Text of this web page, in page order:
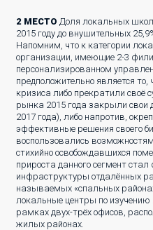
2 МЕСТО Доля локальных
2015 году до внушительных
Напомним, что к категории
организации, имеющие 2-3
персонализированном
предположительно является
кризиса либо прекратили своё
рынка 2015 года закрыли свои
2017 года), либо напротив,
эффективные решения своего
воспользовались
стихийно освобождавшихся
прироста данного сегмент
инфраструктуры отдалённых
называемых «спальных
локальные центры по
рамках двух-трёх офисов,
жилых районах.